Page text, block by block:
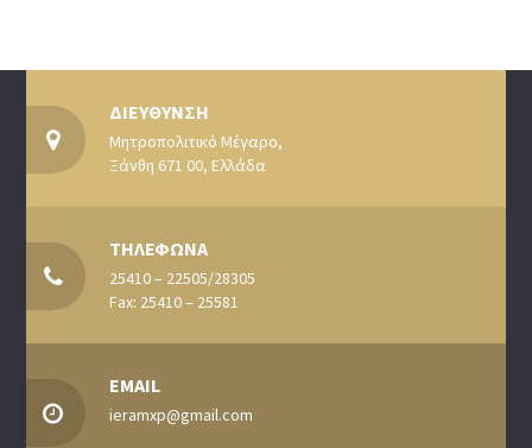
ΔΙΕΥΘΥΝΣΗ
Μητροπολιτικό Μέγαρο,
Ξάνθη 671 00, Ελλάδα
ΤΗΛΕΦΩΝΑ
25410 – 22505/28305
Fax: 25410 – 25581
EMAIL
ieramxp@gmail.com